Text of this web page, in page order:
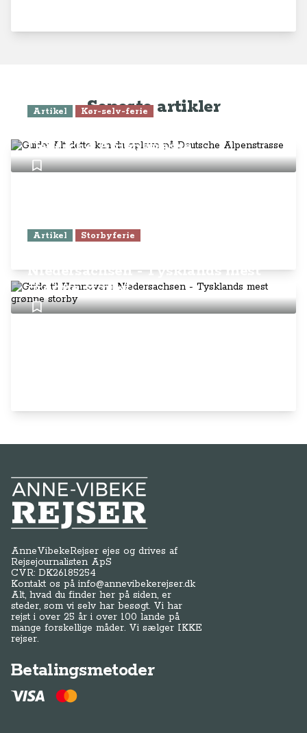
Seneste artikler
Artikel Kør-selv-ferie
Deutsche Alpenstrasse
Artikel Storbyferie
Niedersachsen - Tysklands mest
grønne storby
Anne-Vibeke Rejser
AnneVibekeRejser ejes og drives af
Rejsejournalisten ApS
CVR: DK26185254
Kontakt os påinfo@annevibekerejser.dk
Alt, hvad du finder her på siden, er
steder, som vi selv har besøgt. Vi har
rejst i over 25 år i over 100 lande på
mange forskellige måder. Vi sælger IKKE
rejser.
Betalingsmetoder